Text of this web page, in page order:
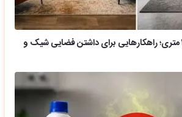
دکوراسیون پذیرایی ۲۵ متری؛ راهکارهایی برای داشتن فضایی شیک و